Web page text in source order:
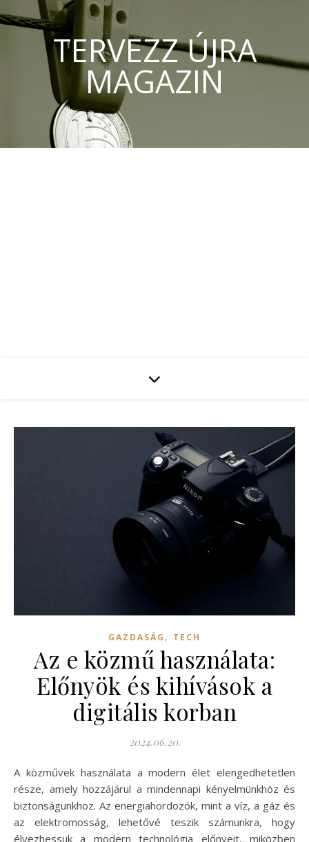
TERVEZZ ÚJRA
MAGAZIN
GAZDASÁG , TECH
Az e közmű használata:
Előnyök és kihívások a
digitális korban
2024.06.20.
A közművek használata a modern élet elengedhetetlen
része, amely hozzájárul a mindennapi kényelmünkhöz és
biztonságunkhoz. Az energiahordozók, mint a víz, a gáz és
az elektromosság, lehetővé teszik számunkra, hogy
élvezhessük a modern technológia előnyeit, miközben